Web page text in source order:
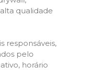
qualidade
responsáveis,
pelo
horário